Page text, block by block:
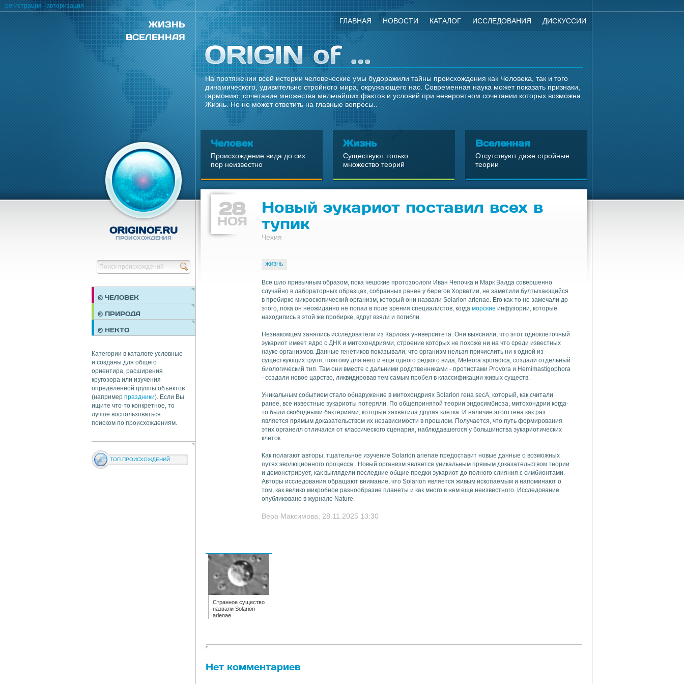
ЖИЗНЬ
ВСЕЛЕННАЯ
ГЛАВНАЯ НОВОСТИ КАТАЛОГ ИССЛЕДОВАНИЯ ДИСКУССИИ
На протяжении всей истории человеческие умы будоражили тайны происхождения как Человека, так и того
динамического, удивительно стройного мира, окружающего нас. Современная наука может показать признаки,
гармонию, сочетание множества мельчайших фактов и условий при невероятном сочетании которых возможна
Жизнь. Но не может ответить на главные вопросы..
Человек
Происхождение вида до сих
пор неизвестно
Жизнь
Существуют только
множество теорий
Вселенная
Отсутствуют даже стройные
теории
ORIGINOF.RU
ПРОИСХОЖДЕНИЯ
© ЧЕЛОВЕК
ПРАЗДНИКИ
ОБЩЕСТВО
© ПРИРОДА
© НЕКТО
Категории в каталоге условные
и созданы для общего
ориентира, расширения
кругозора или изучения
определенной группы объектов
(например праздники). Если Вы
ищите что-то конкретное, то
лучше воспользоваться
поиском по происхождениям.
ТОП ПРОИСХОЖДЕНИЙ
28
НОЯ
Новый эукариот поставил всех в
тупик
Чехия
ЖИЗНЬ
Все шло привычным образом, пока чешские протозоологи Иван Чепочка и Марк Валда совершенно
случайно в лабораторных образцах, собранных ранее у берегов Хорватии, не заметили бултыхающийся
в пробирке микроскопический организм, который они назвали Solarion arienae. Его как-то не замечали до
этого, пока он неожиданно не попал в поле зрения специалистов, когда морские инфузории, которые
находились в этой же пробирке, вдруг взяли и погибли.
Незнакомцем занялись исследователи из Карлова университета. Они выяснили, что этот одноклеточный
эукариот имеет ядро с ДНК и митохондриями, строение которых не похоже ни на что среди известных
науке организмов. Данные генетиков показывали, что организм нельзя причислить ни к одной из
существующих групп, поэтому для него и еще одного редкого вида, Meteora sporadica, создали отдельный
биологический тип. Там они вместе с дальними родственниками - протистами Provora и Hemimastigophora
- создали новое царство, ликвидировав тем самым пробел в классификации живых существ.
Уникальным событием стало обнаружение в митохондриях Solarion гена secA, который, как считали
ранее, все известные эукариоты потеряли. По общепринятой теории эндосимбиоза, митохондрии когда-
то были свободными бактериями, которые захватила другая клетка. И наличие этого гена как раз
является прямым доказательством их независимости в прошлом. Получается, что путь формирования
этих органелл отличался от классического сценария, наблюдавшегося у большинства эукариотических
клеток.
Как полагают авторы, тщательное изучение Solarion arienae предоставит новые данные о возможных
путях эволюционного процесса . Новый организм является уникальным прямым доказательством теории
и демонстрирует, как выглядели последние общие предки эукариот до полного слияния с симбионтами.
Авторы исследования обращают внимание, что Solarion является живым ископаемым и напоминают о
том, как велико микробное разнообразие планеты и как много в нем еще неизвестного. Исследование
опубликовано в журнале Nature.
Вера Максимова, 28.11.2025 13:30
Странное существо
назвали Solarion
arienae
Нет комментариев
регистрация|авторизация